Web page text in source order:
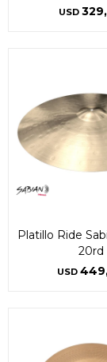
USD
Platillo Ride
20rd
USD